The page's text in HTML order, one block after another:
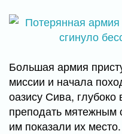
Большая армия
миссии и начала
оазису Сива,
преподать мятежным
им показали их место.